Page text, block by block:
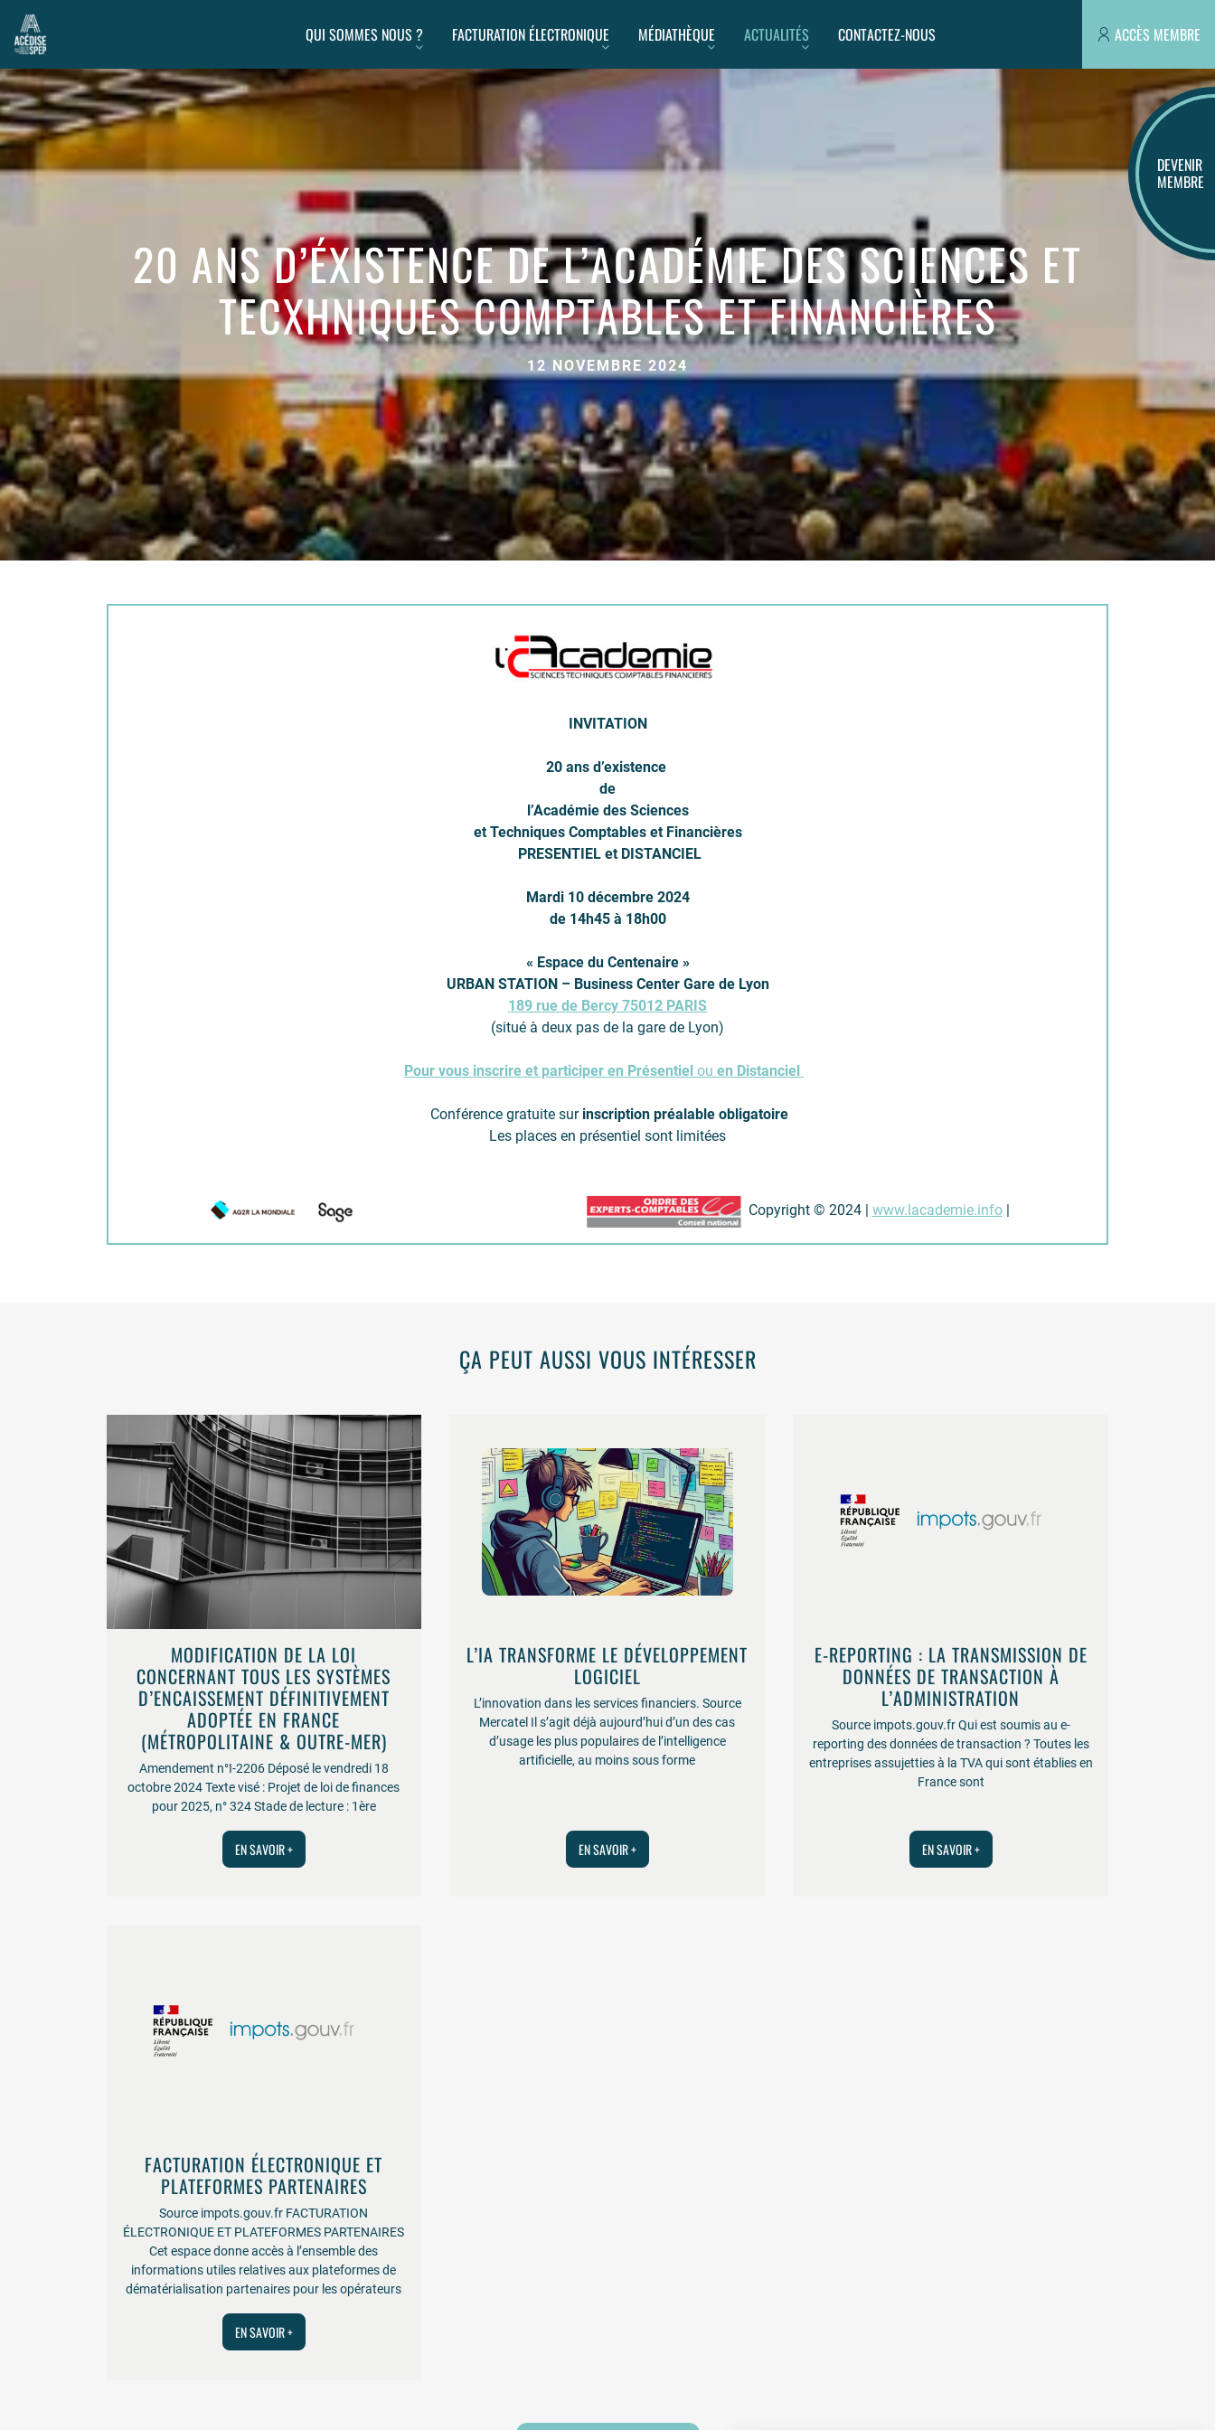
QUI SOMMES NOUS ? FACTURATION ÉLECTRONIQUE MÉDIATHÈQUE ACTUALITÉS CONTACTEZ-NOUS ACCÈS MEMBRE
DEVENIR
MEMBRE
20 ANS D’ÉXISTENCE DE L’ACADÉMIE DES SCIENCES ET
TECXHNIQUES COMPTABLES ET FINANCIÈRES
12 NOVEMBRE 2024
INVITATION
20 ans d’existence
de
l’Académie des Sciences
et Techniques Comptables et Financières
PRESENTIEL et DISTANCIEL
Mardi 10 décembre 2024
de 14h45 à 18h00
« Espace du Centenaire »
URBAN STATION – Business Center Gare de Lyon
189 rue de Bercy 75012 PARIS
(situé à deux pas de la gare de Lyon)
Pour vous inscrire et participer en P​​​​résentiel ou en Distanciel
Conférence gratuite sur inscription préalable obligatoire
Les places en présentiel sont limitées
Copyright © 2024 | www.lacademie.info|
ÇA PEUT AUSSI VOUS INTÉRESSER
MODIFICATION DE LA LOI
CONCERNANT TOUS LES SYSTÈMES
D’ENCAISSEMENT DÉFINITIVEMENT
ADOPTÉE EN FRANCE
(MÉTROPOLITAINE & OUTRE-MER)
Amendement n°I-2206 Déposé le vendredi 18
octobre 2024 Texte visé : Projet de loi de finances
pour 2025, n° 324 Stade de lecture : 1ère
EN SAVOIR +
L’IA TRANSFORME LE DÉVELOPPEMENT
LOGICIEL
L’innovation dans les services financiers. Source
Mercatel Il s’agit déjà aujourd’hui d’un des cas
d’usage les plus populaires de l’intelligence
artificielle, au moins sous forme
EN SAVOIR +
E-REPORTING : LA TRANSMISSION DE
DONNÉES DE TRANSACTION À
L’ADMINISTRATION
Source impots.gouv.fr Qui est soumis au e-
reporting des données de transaction ? Toutes les
entreprises assujetties à la TVA qui sont établies en
France sont
EN SAVOIR +
FACTURATION ÉLECTRONIQUE ET
PLATEFORMES PARTENAIRES
Source impots.gouv.fr FACTURATION
ÉLECTRONIQUE ET PLATEFORMES PARTENAIRES
Cet espace donne accès à l’ensemble des
informations utiles relatives aux plateformes de
dématérialisation partenaires pour les opérateurs
EN SAVOIR +